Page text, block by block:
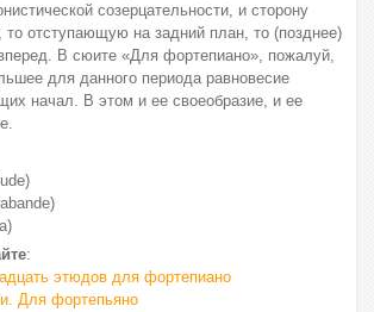
созерцательности, и сторону
то отступающую на задний план, то (позднее)
В сюите «Для фортепиано», пожалуй,
для данного периода равновесие
начал. В этом и ее своеобразие, и ее
:
этюдов для фортепиано
Для фортепьяно